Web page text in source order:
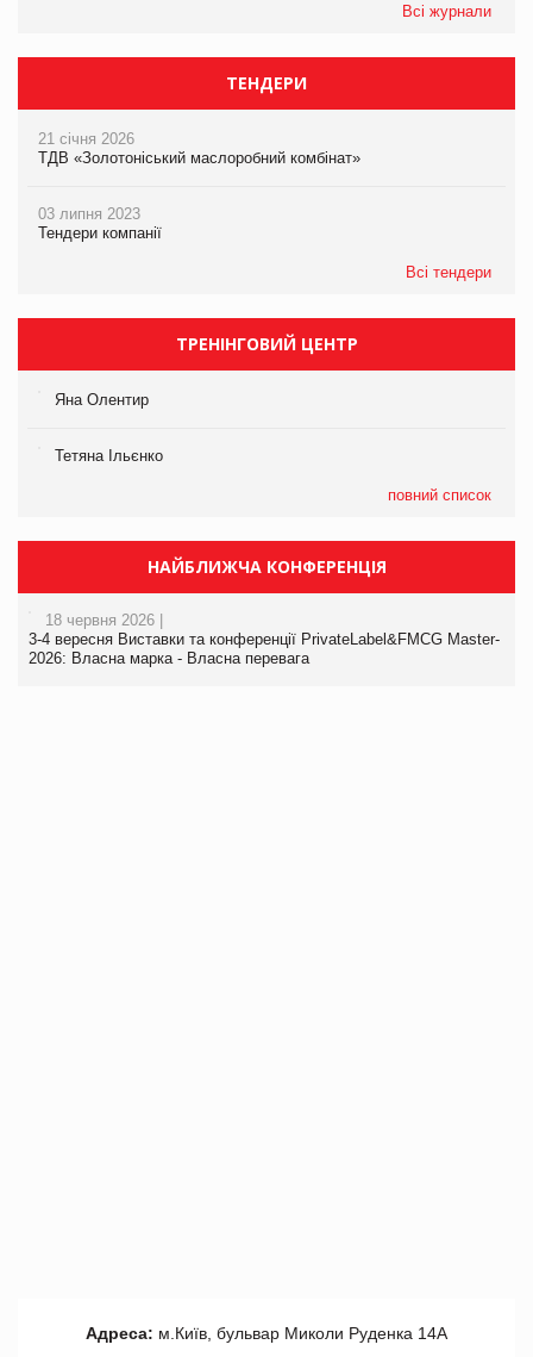
Всі журнали
ТЕНДЕРИ
21 січня 2026
ТДВ «Золотоніський маслоробний комбінат»
03 липня 2023
Тендери компанії
Всі тендери
ТРЕНІНГОВИЙ ЦЕНТР
Яна Олентир
Тетяна Ільєнко
повний список
НАЙБЛИЖЧА КОНФЕРЕНЦІЯ
18 червня 2026 |
3-4 вересня Виставки та конференції PrivateLabel&FMCG Master-
2026: Власна марка - Власна перевага
Адреса: м.Київ, бульвар Миколи Руденка 14А